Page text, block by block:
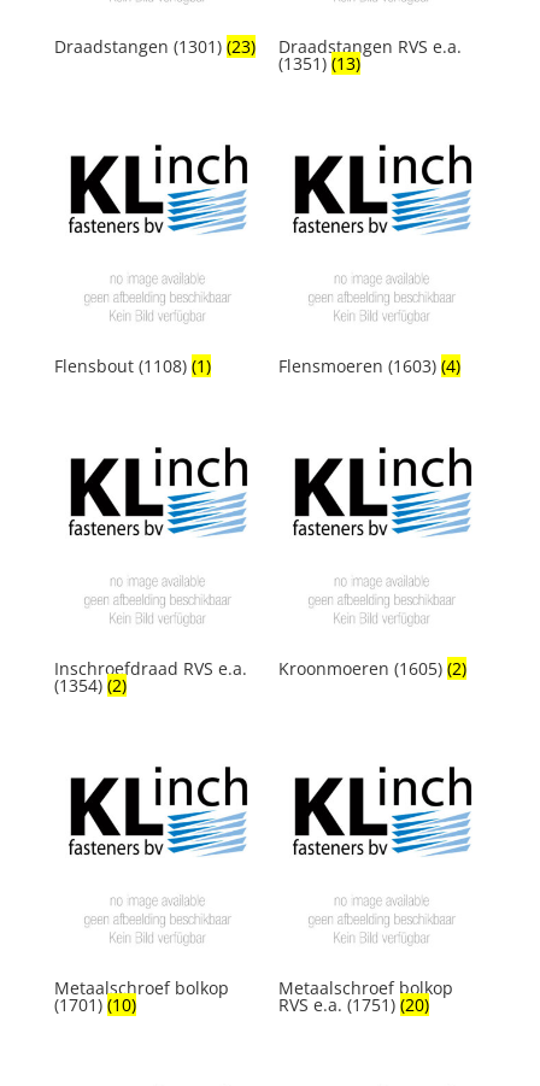
Draadstangen (1301) (23) Draadstangen RVS e.a.
(1351)(13)
Flensbout (1108) (1) Flensmoeren (1603)(4)
Inschroefdraad RVS e.a.
(1354) (2)
Kroonmoeren (1605)(2)
Metaalschroef bolkop
(1701) (10)
Metaalschroef bolkop
RVS e.a. (1751)(20)